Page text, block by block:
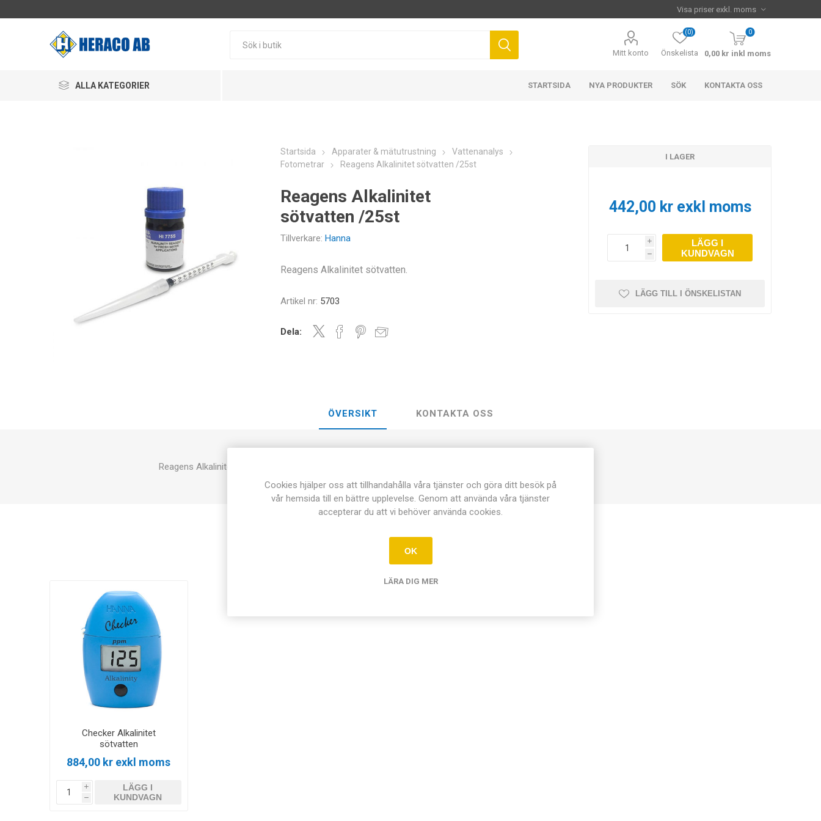
Mitt konto Önskelista
(0) 0
0,00 kr inkl moms
ALLA KATEGORIER STARTSIDA NYA PRODUKTER SÖK KONTAKTA OSS
Startsida Apparater & mätutrustning
Vattenanalys
Fotometrar
Reagens Alkalinitet sötvatten /25st
Reagens Alkalinitet
sötvatten /25st
Tillverkare: Hanna
Reagens Alkalinitet sötvatten.
Artikel nr: 5703
Dela:
I LAGER
442,00 kr exkl moms
i
h
LÄGG I
KUNDVAGN
LÄGG TILL I ÖNSKELISTAN
ÖVERSIKT KONTAKTA OSS
Reagens Alkalinitet sötvatten för fotometer 5702. Räcker till 25st prov.
Relaterade produkter
Checker Alkalinitet
sötvatten
884,00 kr exkl moms
i
h
LÄGG I
KUNDVAGN
Cookies hjälper oss att tillhandahålla våra tjänster och göra ditt besök på
vår hemsida till en bättre upplevelse. Genom att använda våra tjänster
accepterar du att vi behöver använda cookies.
OK
LÄRA DIG MER